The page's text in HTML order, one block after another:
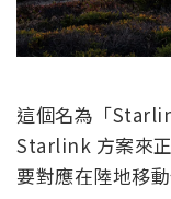
這個名為「
Starlink 方案來
要對應在陸地移